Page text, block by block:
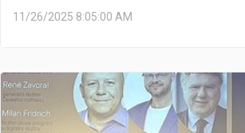
11/26/2025 8:05:00 AM